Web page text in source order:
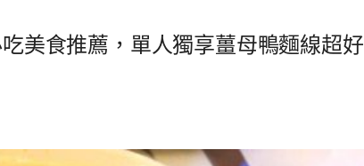
美食推薦，單人獨享薑母鴨麵線超好